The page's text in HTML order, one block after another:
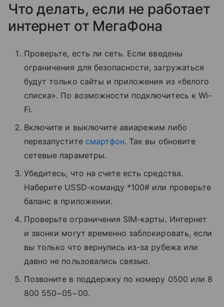
Что делать, если не работает
интернет от МегаФона
Проверьте, есть ли сеть. Если введены
ограничения для безопасности, загружаться
будут только сайты и приложения из «белого
списка». По возможности подключитесь к Wi-
Fi.
Включите и выключите авиарежим либо
перезапустите смартфон. Так вы обновите
сетевые параметры.
Убедитесь, что на счете есть средства.
Наберите USSD-команду *100# или проверьте
баланс в приложении.
Проверьте ограничения SIM-карты. Интернет
и звонки могут временно заблокировать, если
вы только что вернулись из-за рубежа или
давно не пользовались связью.
Позвоните в поддержку по номеру 0500 или 8
800 550−05−00.